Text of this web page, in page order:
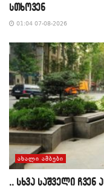
სთხოვენ
01:04 07-08-2026
ᲐᲮᲐᲚᲘ ᲐᲛᲑᲔᲑᲘ
,, სხვა საშველი ჩვენ